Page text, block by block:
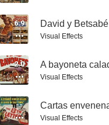
7.0
6.9 David y Betsabé
Visual Effects
2.0 A bayoneta
Visual Effects
-- Cartas
Visual Effects